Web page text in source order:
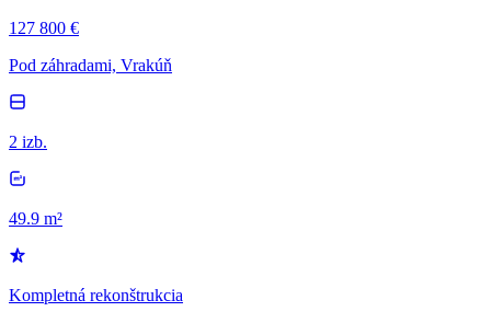
127 800 €
Pod záhradami, Vrakúň
2 izb.
49.9 m²
Kompletná rekonštrukcia